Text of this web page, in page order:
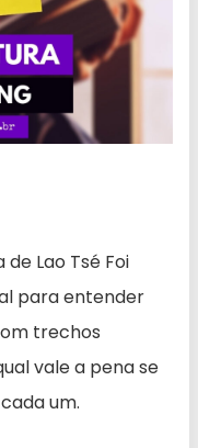
Lao Tsé Foi
para entender
trechos
vale a pena se
um.